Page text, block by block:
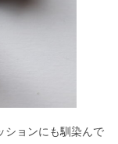
ションにも馴染んで